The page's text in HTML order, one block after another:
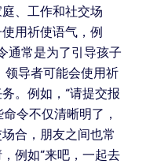
、工作和社交场
用祈使语气，例
通常是为了引导孩子
领导者可能会使用祈
。例如，“请提交报
令不仅清晰明了，
合，朋友之间也常
例如“来吧，一起去